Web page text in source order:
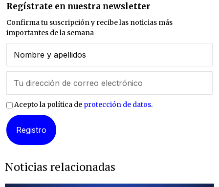
Regístrate en nuestra newsletter
Confirma tu suscripción y recibe las noticias más
importantes de la semana
Acepto la política de protección de datos.
Noticias relacionadas